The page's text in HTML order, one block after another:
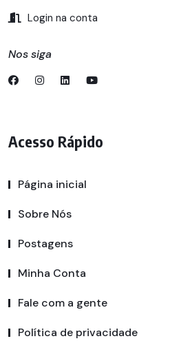
Login na conta
Nos siga
Acesso Rápido
Página inicial
Sobre Nós
Postagens
Minha Conta
Fale com a gente
Política de privacidade